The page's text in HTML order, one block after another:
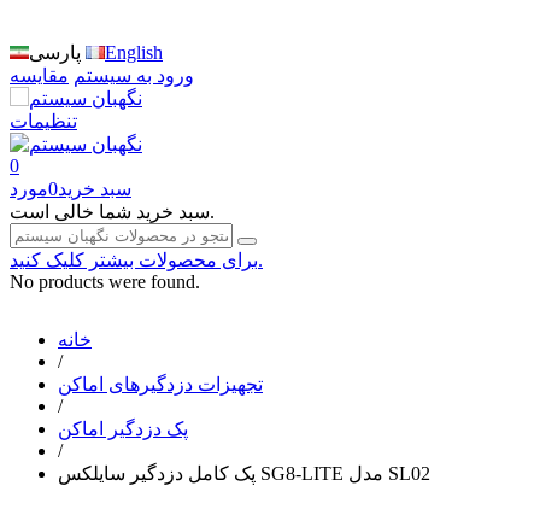
پارسی
English
ورود به سیستم مقایسه
تنظیمات
0
سبد خرید0مورد
سبد خرید شما خالی است.
برای محصولات بیشتر کلیک کنید.
No products were found.
خانه
/
تجهیزات دزدگیرهای اماکن
/
پک دزدگیر اماکن
/
پک کامل دزدگیر سایلکس SG8-LITE مدل SL02